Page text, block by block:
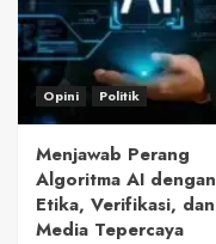
Opini Politik
Menjawab Perang
Algoritma AI dengan
Etika, Verifikasi, dan
Media Tepercaya